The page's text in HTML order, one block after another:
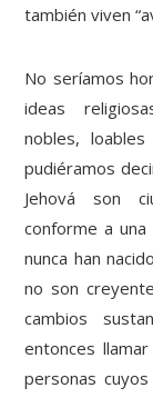
también viven
No seríamos
ideas
nobles,
pudiéramos
Jehová son
conforme a
nunca han
no son
cambios
entonces
personas